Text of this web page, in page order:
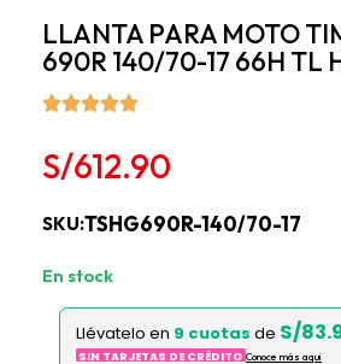
LLANTA PARA MOTO
690R 140/70-17 66H TL
S/612.90
SKU:TSHG690R-140/70-17
5 disponibles
Llévatelo en 9 cuotas de S/
SIN TARJETAS DE CRÉDITO Conoce más aqui